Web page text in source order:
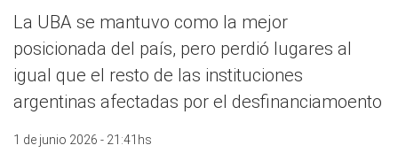
La UBA se mantuvo como la mejor
posicionada del país, pero perdió lugares al
igual que el resto de las instituciones
argentinas afectadas por el desfinanciamoento
1 de junio 2026 - 21:41hs